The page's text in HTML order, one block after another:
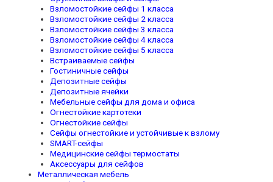
Взломостойкие сейфы 1 класса
Взломостойкие сейфы 2 класса
Взломостойкие сейфы 3 класса
Взломостойкие сейфы 4 класса
Взломостойкие сейфы 5 класса
Встраиваемые сейфы
Гостиничные сейфы
Депозитные сейфы
Депозитные ячейки
Мебельные сейфы для дома и офиса
Огнестойкие картотеки
Огнестойкие сейфы
Сейфы огнестойкие и устойчивые к взлому
SMART-сейфы
Медицинские сейфы термостаты
Аксессуары для сейфов
Металлическая мебель